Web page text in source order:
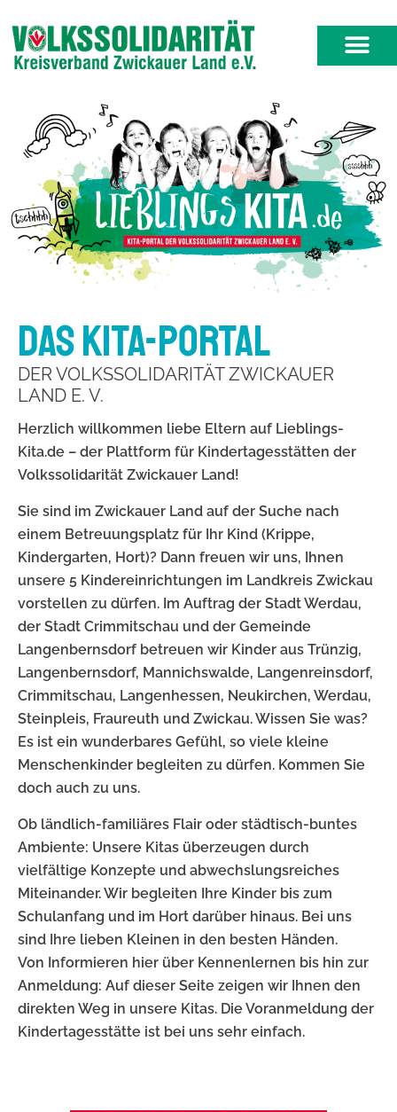
Zum
Inhalt
DAS KITA-PORTAL
DER VOLKSSOLIDARITÄT ZWICKAUER
LAND E. V.
Herzlich willkommen liebe Eltern auf Lieblings-
Kita.de – der Plattform für Kindertagesstätten der
Volkssolidarität Zwickauer Land!
Sie sind im Zwickauer Land auf der Suche nach
einem Betreuungsplatz für Ihr Kind (Krippe,
Kindergarten, Hort)? Dann freuen wir uns, Ihnen
unsere 5 Kindereinrichtungen im Landkreis Zwickau
vorstellen zu dürfen. Im Auftrag der Stadt Werdau,
der Stadt Crimmitschau und der Gemeinde
Langenbernsdorf betreuen wir Kinder aus Trünzig,
Langenbernsdorf, Mannichswalde, Langenreinsdorf,
Crimmitschau, Langenhessen, Neukirchen, Werdau,
Steinpleis, Fraureuth und Zwickau. Wissen Sie was?
Es ist ein wunderbares Gefühl, so viele kleine
Menschenkinder begleiten zu dürfen. Kommen Sie
doch auch zu uns.
Ob ländlich-familiäres Flair oder städtisch-buntes
Ambiente: Unsere Kitas überzeugen durch
vielfältige Konzepte und abwechslungsreiches
Miteinander. Wir begleiten Ihre Kinder bis zum
Schulanfang und im Hort darüber hinaus. Bei uns
sind Ihre lieben Kleinen in den besten Händen.
Von Informieren hier über Kennenlernen bis hin zur
Anmeldung: Auf dieser Seite zeigen wir Ihnen den
direkten Weg in unsere Kitas. Die Voranmeldung der
Kindertagesstätte ist bei uns sehr einfach.